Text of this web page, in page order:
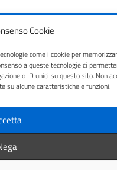
Cookie
come i cookie per
a queste tecnologie ci
o ID unici su questo sito. Non
su alcune caratteristiche e funzioni.